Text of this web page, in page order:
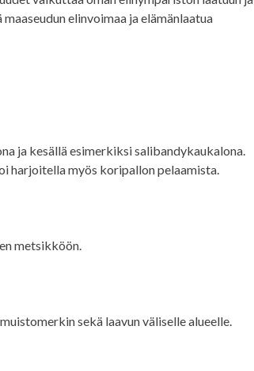
elinvoimaa ja elämänlaatua
ja kesällä esimerkiksi salibandykaukalona.
harjoitella myös koripallon pelaamista.
metsikköön.
sekä laavun väliselle alueelle.